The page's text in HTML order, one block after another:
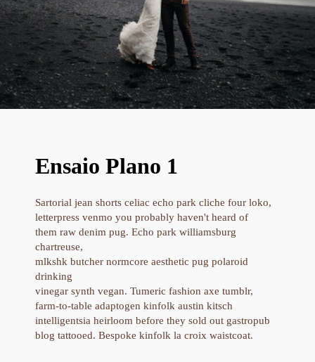
Ensaio Plano 1
Sartorial jean shorts celiac echo park cliche four loko,
letterpress venmo you probably haven't heard of
them raw denim pug. Echo park williamsburg
chartreuse,
mlkshk butcher normcore aesthetic pug polaroid
drinking
vinegar synth vegan. Tumeric fashion axe tumblr,
farm-to-table adaptogen kinfolk austin kitsch
intelligentsia heirloom before they sold out gastropub
blog tattooed. Bespoke kinfolk la croix waistcoat.